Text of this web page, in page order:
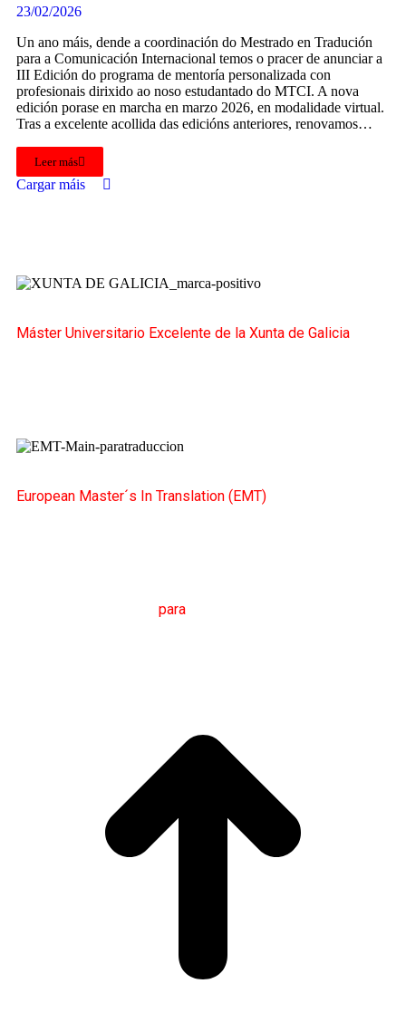
23/02/2026
Un ano máis, dende a coordinación do Mestrado en Tradución
para a Comunicación Internacional temos o pracer de anunciar a
III Edición do programa de mentoría personalizada con
profesionais dirixido ao noso estudantado do MTCI. A nova
edición porase en marcha en marzo 2026, en modalidade virtual.
Tras a excelente acollida das edicións anteriores, renovamos…
Leer más
Cargar máis
Máster Universitario Excelente de la Xunta de Galicia
European Master´s In Translation (EMT)
para